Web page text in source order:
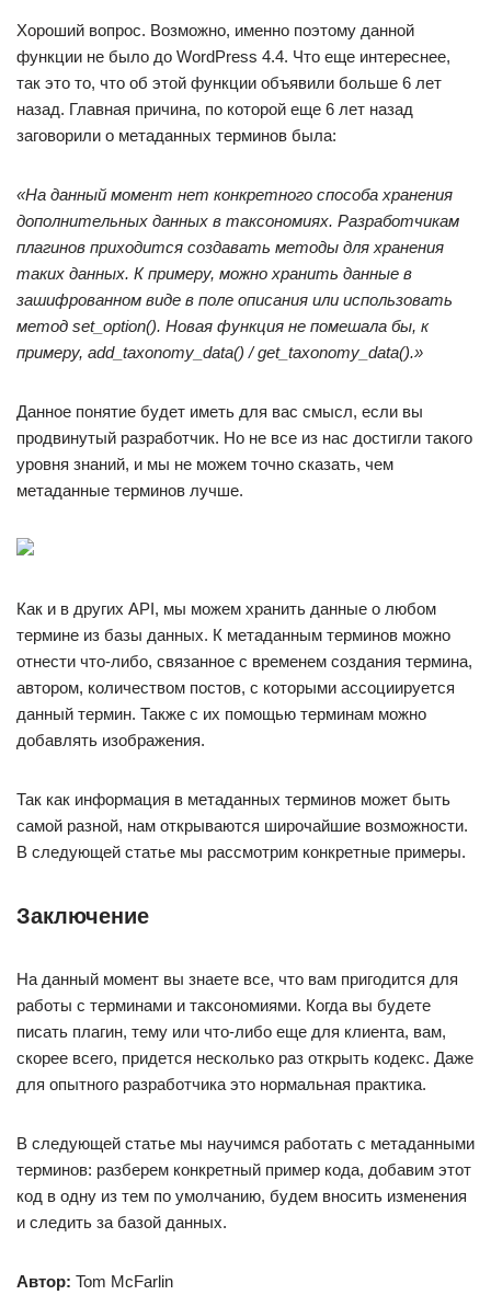
Хороший вопрос. Возможно, именно поэтому данной
функции не было до WordPress 4.4. Что еще интереснее,
так это то, что об этой функции объявили больше 6 лет
назад. Главная причина, по которой еще 6 лет назад
заговорили о метаданных терминов была:
«На данный момент нет конкретного способа хранения
дополнительных данных в таксономиях. Разработчикам
плагинов приходится создавать методы для хранения
таких данных. К примеру, можно хранить данные в
зашифрованном виде в поле описания или использовать
метод set_option(). Новая функция не помешала бы, к
примеру, add_taxonomy_data() / get_taxonomy_data().»
Данное понятие будет иметь для вас смысл, если вы
продвинутый разработчик. Но не все из нас достигли такого
уровня знаний, и мы не можем точно сказать, чем
метаданные терминов лучше.
Как и в других API, мы можем хранить данные о любом
термине из базы данных. К метаданным терминов можно
отнести что-либо, связанное с временем создания термина,
автором, количеством постов, с которыми ассоциируется
данный термин. Также с их помощью терминам можно
добавлять изображения.
Так как информация в метаданных терминов может быть
самой разной, нам открываются широчайшие возможности.
В следующей статье мы рассмотрим конкретные примеры.
Заключение
На данный момент вы знаете все, что вам пригодится для
работы с терминами и таксономиями. Когда вы будете
писать плагин, тему или что-либо еще для клиента, вам,
скорее всего, придется несколько раз открыть кодекс. Даже
для опытного разработчика это нормальная практика.
В следующей статье мы научимся работать с метаданными
терминов: разберем конкретный пример кода, добавим этот
код в одну из тем по умолчанию, будем вносить изменения
и следить за базой данных.
Автор: Tom McFarlin